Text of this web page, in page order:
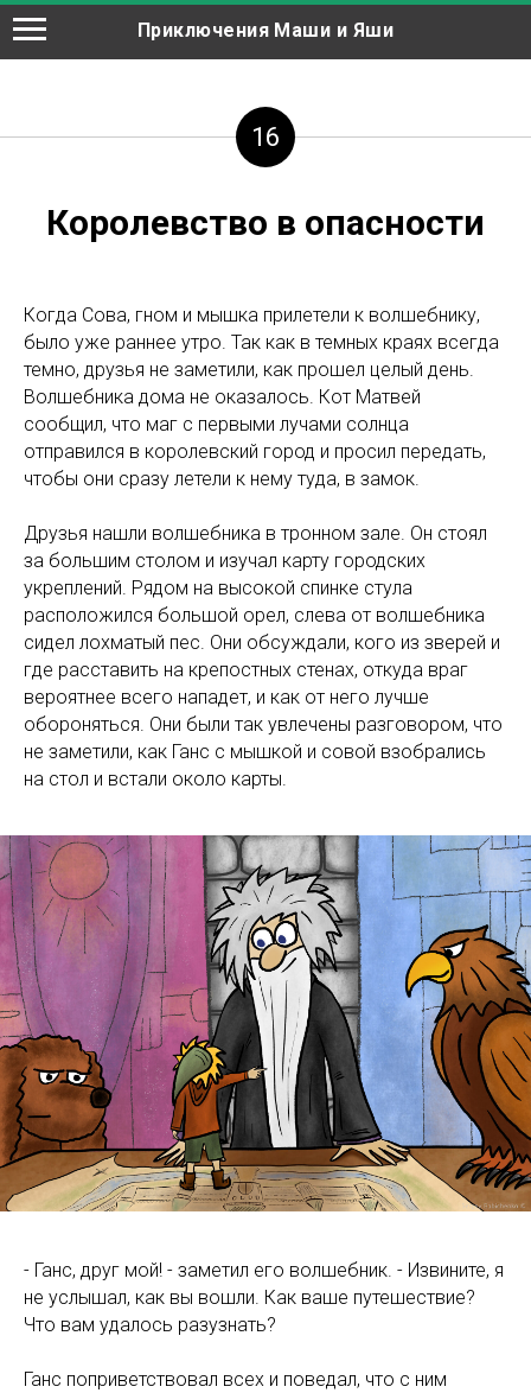
Приключения Маши и Яши
16
Королевство в опасности
Когда Сова, гном и мышка прилетели к волшебнику,
было уже раннее утро. Так как в темных краях всегда
темно, друзья не заметили, как прошел целый день.
Волшебника дома не оказалось. Кот Матвей
сообщил, что маг с первыми лучами солнца
отправился в королевский город и просил передать,
чтобы они сразу летели к нему туда, в замок.
Друзья нашли волшебника в тронном зале. Он стоял
за большим столом и изучал карту городских
укреплений. Рядом на высокой спинке стула
расположился большой орел, слева от волшебника
сидел лохматый пес. Они обсуждали, кого из зверей и
где расставить на крепостных стенах, откуда враг
вероятнее всего нападет, и как от него лучше
обороняться. Они были так увлечены разговором, что
не заметили, как Ганс с мышкой и совой взобрались
на стол и встали около карты.
- Ганс, друг мой! - заметил его волшебник. - Извините, я
не услышал, как вы вошли. Как ваше путешествие?
Что вам удалось разузнать?
Ганс поприветствовал всех и поведал, что с ним